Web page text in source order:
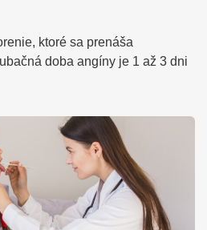
ktoré sa prenáša
doba angíny je 1 až 3 dni